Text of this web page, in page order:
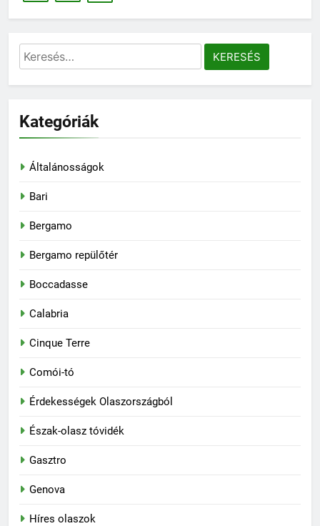
Keresés:
Kategóriák
Általánosságok
Bari
Bergamo
Bergamo repülőtér
Boccadasse
Calabria
Cinque Terre
Comói-tó
Érdekességek Olaszországból
Észak-olasz tóvidék
Gasztro
Genova
Híres olaszok